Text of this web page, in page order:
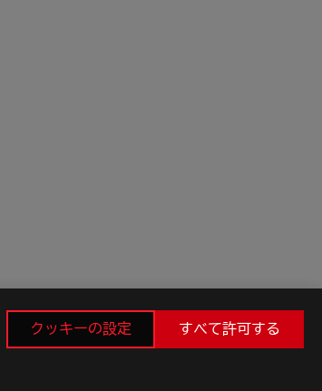
クッキーの設定 すべて許可する